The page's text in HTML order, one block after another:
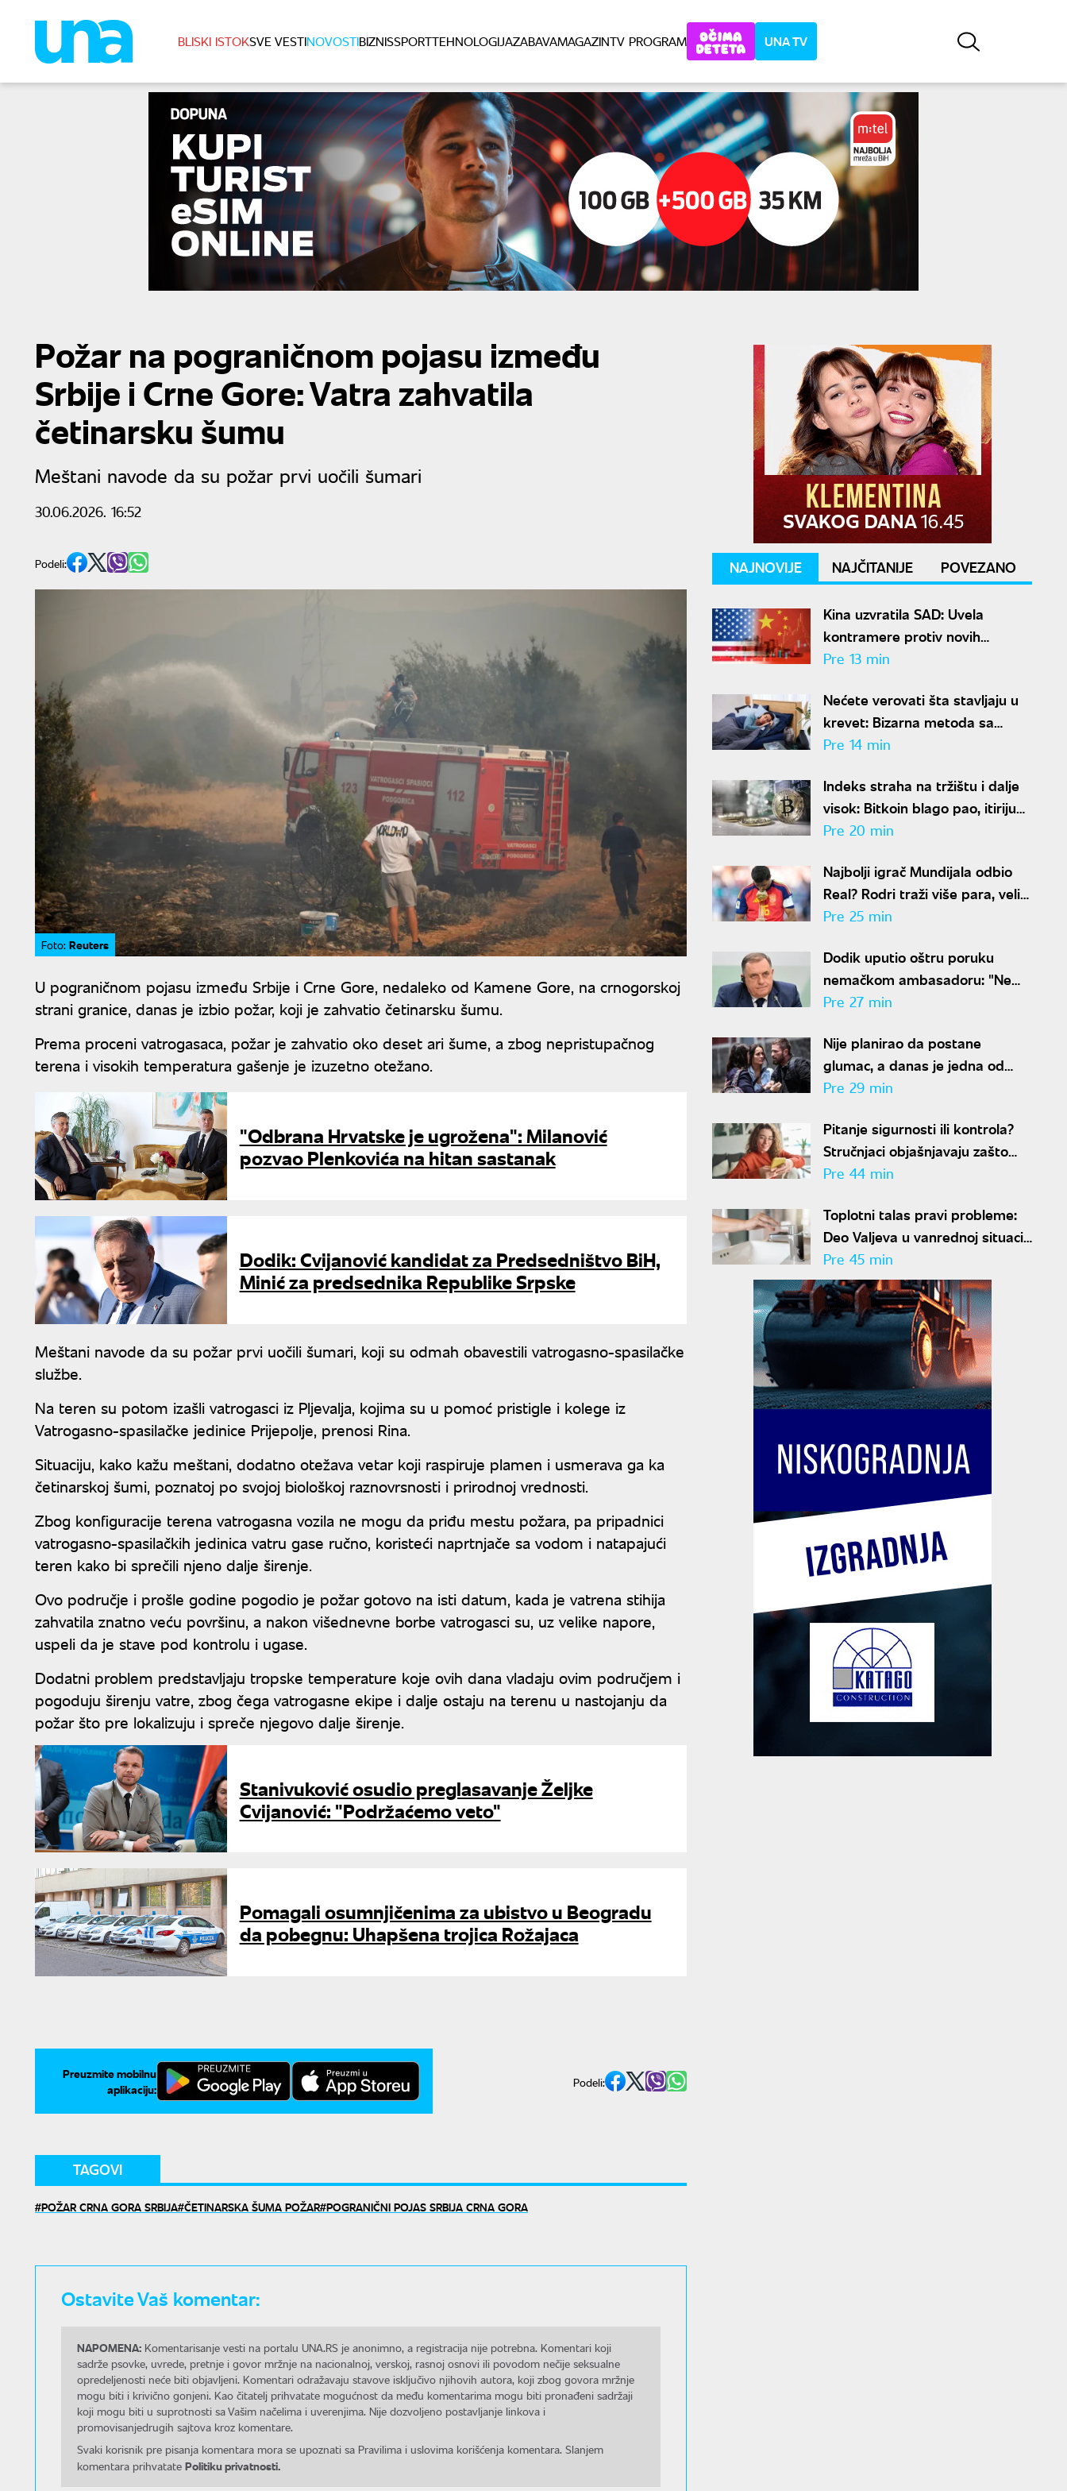
BLISKI ISTOKSVE VESTINOVOSTIBIZNISSPORTTEHNOLOGIJAZABAVAMAGAZINTV PROGRAM UNA TV
Požar na pograničnom pojasu između
Srbije i Crne Gore: Vatra zahvatila
četinarsku šumu
Meštani navode da su požar prvi uočili šumari
30.06.2026. 16:52
Podeli:
Foto: Reuters
U pograničnom pojasu između Srbije i Crne Gore, nedaleko od Kamene Gore, na crnogorskoj
strani granice, danas je izbio požar, koji je zahvatio četinarsku šumu.
Prema proceni vatrogasaca, požar je zahvatio oko deset ari šume, a zbog nepristupačnog
terena i visokih temperatura gašenje je izuzetno otežano.
"Odbrana Hrvatske je ugrožena": Milanović
pozvao Plenkovića na hitan sastanak
Dodik: Cvijanović kandidat za Predsedništvo BiH,
Minić za predsednika Republike Srpske
Meštani navode da su požar prvi uočili šumari, koji su odmah obavestili vatrogasno-spasilačke
službe.
Na teren su potom izašli vatrogasci iz Pljevalja, kojima su u pomoć pristigle i kolege iz
Vatrogasno-spasilačke jedinice Prijepolje, prenosi Rina.
Situaciju, kako kažu meštani, dodatno otežava vetar koji raspiruje plamen i usmerava ga ka
četinarskoj šumi, poznatoj po svojoj biološkoj raznovrsnosti i prirodnoj vrednosti.
Zbog konfiguracije terena vatrogasna vozila ne mogu da priđu mestu požara, pa pripadnici
vatrogasno-spasilačkih jedinica vatru gase ručno, koristeći naprtnjače sa vodom i natapajući
teren kako bi sprečili njeno dalje širenje.
Ovo područje i prošle godine pogodio je požar gotovo na isti datum, kada je vatrena stihija
zahvatila znatno veću površinu, a nakon višednevne borbe vatrogasci su, uz velike napore,
uspeli da je stave pod kontrolu i ugase.
Dodatni problem predstavljaju tropske temperature koje ovih dana vladaju ovim područjem i
pogoduju širenju vatre, zbog čega vatrogasne ekipe i dalje ostaju na terenu u nastojanju da
požar što pre lokalizuju i spreče njegovo dalje širenje.
Stanivuković osudio preglasavanje Željke
Cvijanović: "Podržaćemo veto"
Pomagali osumnjičenima za ubistvo u Beogradu
da pobegnu: Uhapšena trojica Rožajaca
Preuzmite mobilnu
aplikaciju:
Podeli:
TAGOVI
POŽAR CRNA GORA SRBIJA ČETINARSKA ŠUMA POŽAR POGRANIČNI POJAS SRBIJA CRNA GORA
Ostavite Vaš komentar:
NAPOMENA: Komentarisanje vesti na portalu UNA.RS je anonimno, a registracija nije potrebna. Komentari koji
sadrže psovke, uvrede, pretnje i govor mržnje na nacionalnoj, verskoj, rasnoj osnovi ili povodom nečije seksualne
opredeljenosti neće biti objavljeni. Komentari odražavaju stavove isključivo njihovih autora, koji zbog govora mržnje
mogu biti i krivično gonjeni. Kao čitatelj prihvatate mogućnost da među komentarima mogu biti pronađeni sadržaji
koji mogu biti u suprotnosti sa Vašim načelima i uverenjima. Nije dozvoljeno postavljanje linkova i
promovisanjedrugih sajtova kroz komentare.
Svaki korisnik pre pisanja komentara mora se upoznati sa Pravilima i uslovima korišćenja komentara. Slanjem
komentara prihvatate Politiku privatnosti.
NAJNOVIJE NAJČITANIJE POVEZANO
Kina uzvratila SAD: Uvela
kontramere protiv novih
američkih restrikcija
Pre 13 min
Nećete verovati šta stavljaju u
krevet: Bizarna metoda sa
povrćem rešava problem
Pre 14 min
Indeks straha na tržištu i dalje
visok: Bitkoin blago pao, itirijum
nastavio rast
Pre 20 min
Najbolji igrač Mundijala odbio
Real? Rodri traži više para, veliki
transfer pred kolapsom
Pre 25 min
Dodik uputio oštru poruku
nemačkom ambasadoru: "Ne
lažite javnost u BiH"
Pre 27 min
Nije planirao da postane
glumac, a danas je jedna od
najvećih zvezda latino serija:
Brauna
Pre 29 min
Pitanje sigurnosti ili kontrola?
Stručnjaci objašnjavaju zašto
masovno proveravamo ljude
Pre 44 min
Toplotni talas pravi probleme:
Deo Valjeva u vanrednoj situaciji
zbog nestašice vode
Pre 45 min